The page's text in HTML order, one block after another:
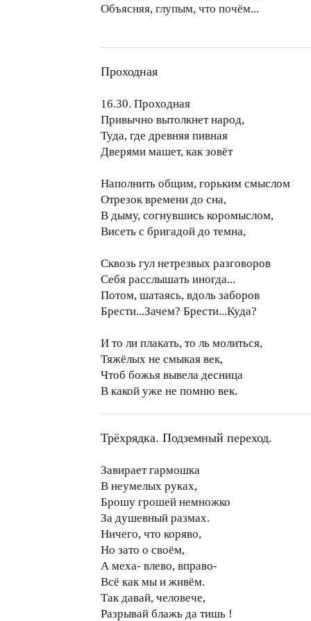
Объясняя, глупым, что почём...
Проходная
16.30. Проходная
Привычно вытолкнет народ,
Туда, где древняя пивная
Дверями машет, как зовёт
Наполнить общим, горьким смыслом
Отрезок времени до сна,
В дыму, согнувшись коромыслом,
Висеть с бригадой до темна,
Сквозь гул нетрезвых разговоров
Себя расслышать иногда...
Потом, шатаясь, вдоль заборов
Брести...Зачем? Брести...Куда?
И то ли плакать, то ль молиться,
Тяжёлых не смыкая век,
Чтоб божья вывела десница
В какой уже не помню век.
Трёхрядка. Подземный переход.
Завирает гармошка
В неумелых руках,
Брошу грошей немножко
За душевный размах.
Ничего, что коряво,
Но зато о своём,
А меха- влево, вправо-
Всё как мы и живём.
Так давай, человече,
Разрывай блажь да тишь !